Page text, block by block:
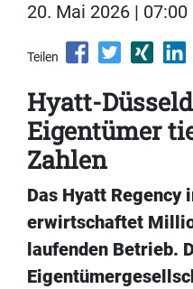
20. Mai 2026 | 07:00
Teilen
Hyatt-
Eigentümer
Zahlen
Das Hyatt Regency
erwirtschaftet
laufenden Betrieb.